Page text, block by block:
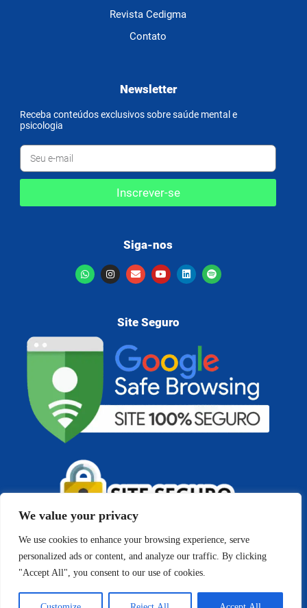
We value your privacy
We use cookies to enhance your browsing experience, serve
personalized ads or content, and analyze our traffic. By clicking
"Accept All", you consent to our use of cookies.
Revista Cedigma
Contato
Newsletter
Receba conteúdos exclusivos sobre saúde mental e
psicologia
Inscrever-se
Siga-nos
Site Seguro
Copyright © 2026 Cedigma - Psicologia e Análise do
Comportamento | Todos os direitos reservados